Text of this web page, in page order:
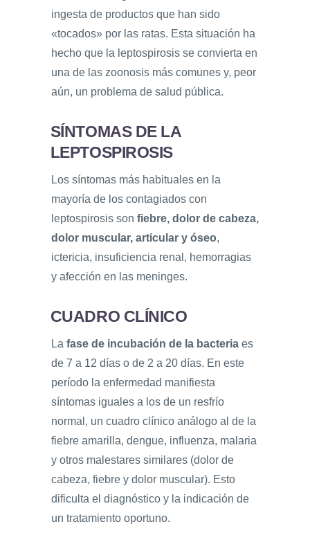
ingesta de productos que han sido
«tocados» por las ratas. Esta situación ha
hecho que la leptospirosis se convierta en
una de las zoonosis más comunes y, peor
aún, un problema de salud pública.
SÍNTOMAS DE LA
LEPTOSPIROSIS
Los síntomas más habituales en la
mayoría de los contagiados con
leptospirosis son fiebre, dolor de cabeza,
dolor muscular, articular y óseo,
ictericia, insuficiencia renal, hemorragias
y afección en las meninges.
CUADRO CLÍNICO
La fase de incubación de la bacteria es
de 7 a 12 días o de 2 a 20 días.​ En este
período la enfermedad manifiesta
síntomas iguales a los de un resfrío
normal, un cuadro clínico análogo al de la
fiebre amarilla, dengue, influenza, malaria
y otros malestares similares (dolor de
cabeza, fiebre y dolor muscular). Esto
dificulta el diagnóstico y la indicación de
un tratamiento oportuno.